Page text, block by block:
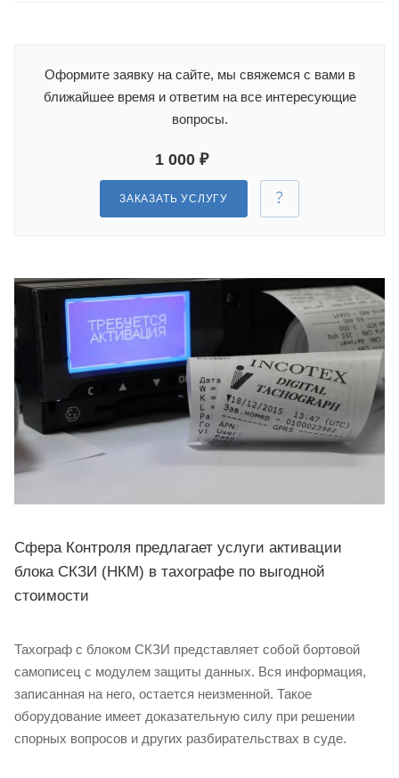
Оформите заявку на сайте, мы свяжемся с вами в
ближайшее время и ответим на все интересующие
вопросы.
1 000 ₽
ЗАКАЗАТЬ УСЛУГУ
Сфера Контроля предлагает услуги активации
блока СКЗИ (НКМ) в тахографе по выгодной
стоимости
Тахограф с блоком СКЗИ представляет собой бортовой
самописец с модулем защиты данных. Вся информация,
записанная на него, остается неизменной. Такое
оборудование имеет доказательную силу при решении
спорных вопросов и других разбирательствах в суде.